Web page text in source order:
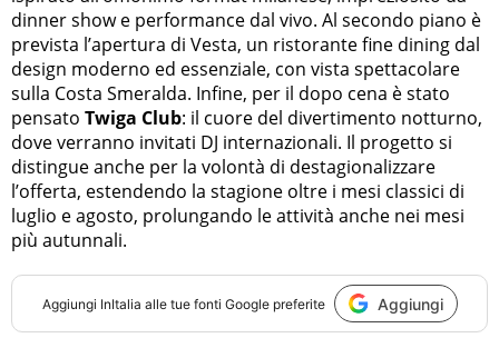
dinner show e performance dal vivo. Al secondo piano è
prevista l’apertura di Vesta, un ristorante fine dining dal
design moderno ed essenziale, con vista spettacolare
sulla Costa Smeralda. Infine, per il dopo cena è stato
pensato Twiga Club: il cuore del divertimento notturno,
dove verranno invitati DJ internazionali. Il progetto si
distingue anche per la volontà di destagionalizzare
l’offerta, estendendo la stagione oltre i mesi classici di
luglio e agosto, prolungando le attività anche nei mesi
più autunnali.
Aggiungi InItalia alle tue fonti Google preferite Aggiungi